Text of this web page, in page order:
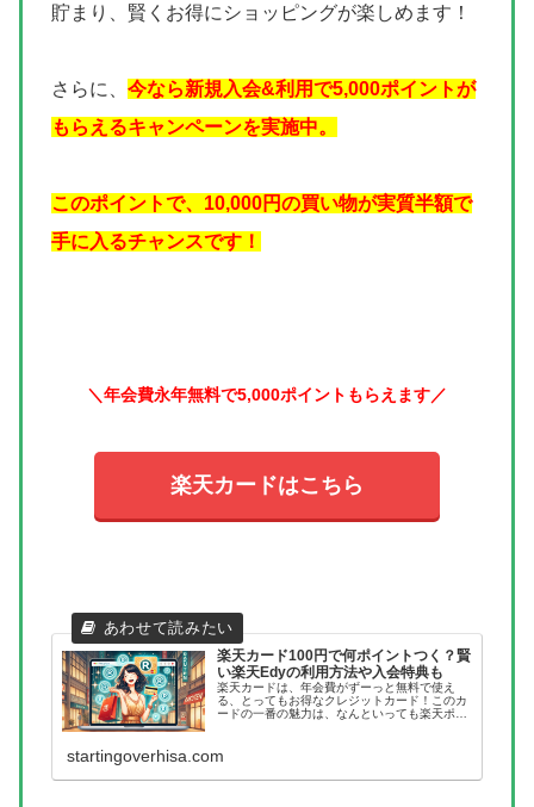
貯まり、賢くお得にショッピングが楽しめます！
さらに、 今なら新規入会&利用で5,000ポイントが
もらえるキャンペーンを実施中。
このポイントで、10,000円の買い物が実質半額で
手に入るチャンスです！
＼年会費永年無料で5,000ポイントもらえます／
楽天カードはこちら
楽天カード100円で何ポイントつく？賢
い楽天Edyの利用方法や入会特典も
楽天カードは、年会費がずーっと無料で使え
る、とってもお得なクレジットカード！このカ
ードの一番の魅力は、なんといっても楽天ポイ
加算されるんですよね。しかも、...
startingoverhisa.com